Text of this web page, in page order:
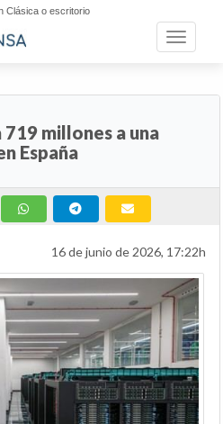
Clásica o escritorio
Toggle
millones a una
España
16 de junio de 2026, 17:22h